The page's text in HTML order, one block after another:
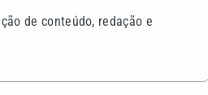
de conteúdo, redação e